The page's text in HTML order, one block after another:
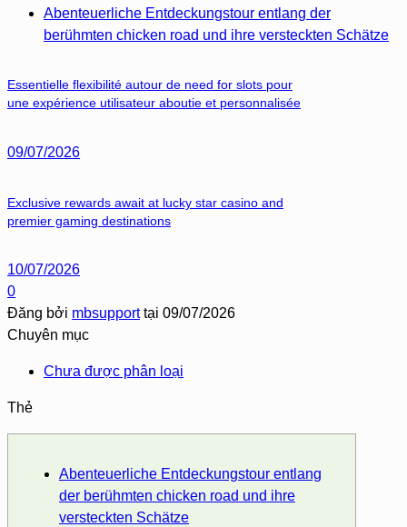
Abenteuerliche Entdeckungstour entlang der
berühmten chicken road und ihre versteckten Schätze
Essentielle flexibilité autour de need for slots pour
une expérience utilisateur aboutie et personnalisée
09/07/2026
Exclusive rewards await at lucky star casino and
premier gaming destinations
10/07/2026
0
Đăng bởi mbsupport tại 09/07/2026
Chuyên mục
Chưa được phân loại
Thẻ
Abenteuerliche Entdeckungstour entlang
der berühmten chicken road und ihre
versteckten Schätze